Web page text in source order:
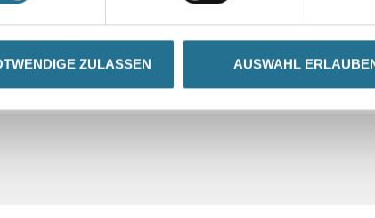
ZULASSEN AUSWAHL
CURRENT
TAB:
ZUSATZINFOS